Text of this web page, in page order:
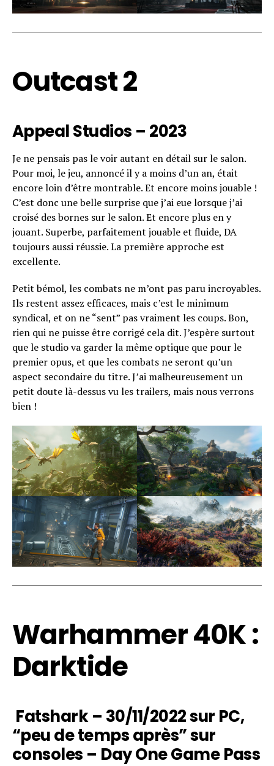
Outcast 2
Appeal Studios – 2023
Je ne pensais pas le voir autant en détail sur le salon.
Pour moi, le jeu, annoncé il y a moins d’un an, était
encore loin d’être montrable. Et encore moins jouable !
C’est donc une belle surprise que j’ai eue lorsque j’ai
croisé des bornes sur le salon. Et encore plus en y
jouant. Superbe, parfaitement jouable et fluide, DA
toujours aussi réussie. La première approche est
excellente.
Petit bémol, les combats ne m’ont pas paru incroyables.
Ils restent assez efficaces, mais c’est le minimum
syndical, et on ne “sent” pas vraiment les coups. Bon,
rien qui ne puisse être corrigé cela dit. J’espère surtout
que le studio va garder la même optique que pour le
premier opus, et que les combats ne seront qu’un
aspect secondaire du titre. J’ai malheureusement un
petit doute là-dessus vu les trailers, mais nous verrons
bien !
Warhammer 40K :
Darktide
Fatshark – 30/11/2022 sur PC,
“peu de temps après” sur
consoles – Day One Game Pass
Flipboard
Pinterest
Whatsapp
Email